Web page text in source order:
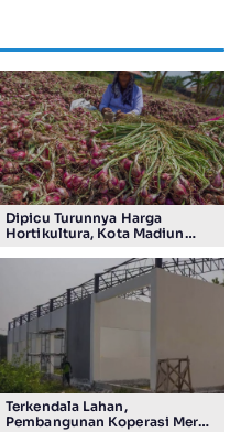
Dipicu Turunnya Harga
Hortikultura, Kota Madiun
Terkendala Lahan,
Pembangunan Koperasi Merah